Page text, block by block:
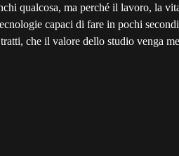
qualcosa, ma perché il lavoro, la
capaci di fare in pochi
che il valore dello studio venga